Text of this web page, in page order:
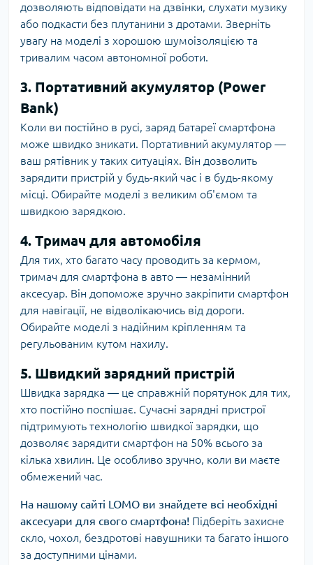
дозволяють відповідати на дзвінки, слухати музику
або подкасти без плутанини з дротами. Зверніть
увагу на моделі з хорошою шумоізоляцією та
тривалим часом автономної роботи.
3. Портативний акумулятор (Power
Bank)
Коли ви постійно в русі, заряд батареї смартфона
може швидко зникати. Портативний акумулятор —
ваш рятівник у таких ситуаціях. Він дозволить
зарядити пристрій у будь-який час і в будь-якому
місці. Обирайте моделі з великим об'ємом та
швидкою зарядкою.
4. Тримач для автомобіля
Для тих, хто багато часу проводить за кермом,
тримач для смартфона в авто — незамінний
аксесуар. Він допоможе зручно закріпити смартфон
для навігації, не відволікаючись від дороги.
Обирайте моделі з надійним кріпленням та
регульованим кутом нахилу.
5. Швидкий зарядний пристрій
Швидка зарядка — це справжній порятунок для тих,
хто постійно поспішає. Сучасні зарядні пристрої
підтримують технологію швидкої зарядки, що
дозволяє зарядити смартфон на 50% всього за
кілька хвилин. Це особливо зручно, коли ви маєте
обмежений час.
На нашому сайті LOMO ви знайдете всі необхідні
аксесуари для свого смартфона! Підберіть захисне
скло, чохол, бездротові навушники та багато іншого
за доступними цінами.